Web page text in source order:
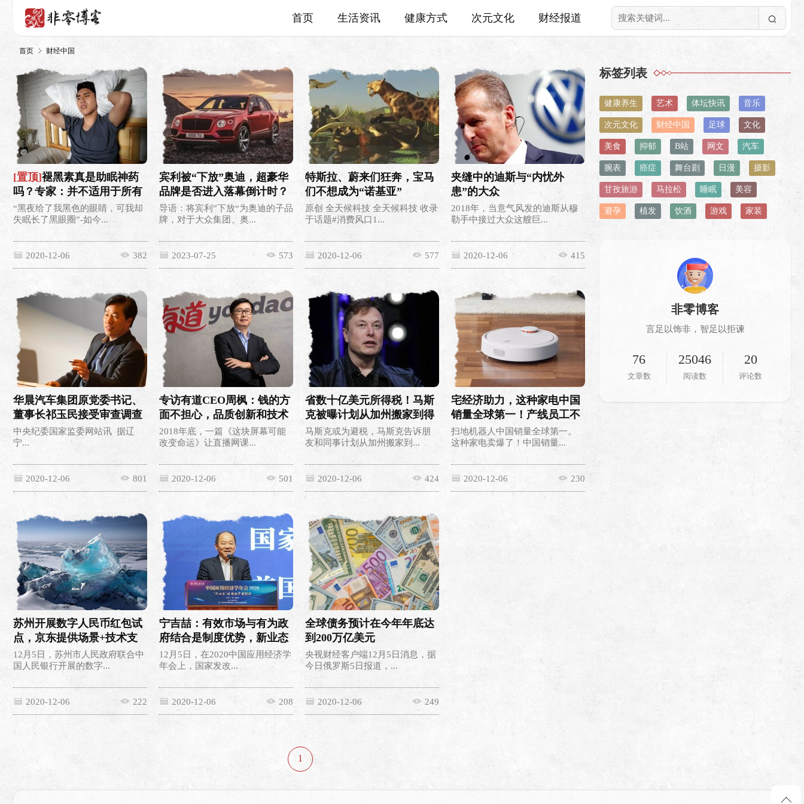
首页 生活资讯 健康方式 次元文化 财经报道
首页 财经中国
[置顶]褪黑素真是助眠神药
吗？专家：并不适用于所有
失眠
“黑夜给了我黑色的眼睛，可我却
失眠长了黑眼圈”-如今...
2020-12-06 382
宾利被“下放”奥迪，超豪华
品牌是否进入落幕倒计时？
导语：将宾利”下放“为奥迪的子品
牌，对于大众集团、奥...
2023-07-25 573
特斯拉、蔚来们狂奔，宝马
们不想成为“诺基亚”
原创 全天候科技 全天候科技 收录
于话题#消费风口1...
2020-12-06 577
夹缝中的迪斯与“内忧外
患”的大众
2018年，当意气风发的迪斯从穆
勒手中接过大众这艘巨...
2020-12-06 415
华晨汽车集团原党委书记、
董事长祁玉民接受审查调查
中央纪委国家监委网站讯 据辽
宁...
2020-12-06 801
专访有道CEO周枫：钱的方
面不担心，品质创新和技术
最重要
2018年底，一篇《这块屏幕可能
改变命运》让直播网课...
2020-12-06 501
省数十亿美元所得税！马斯
克被曝计划从加州搬家到得
州
马斯克或为避税，马斯克告诉朋
友和同事计划从加州搬家到...
2020-12-06 424
宅经济助力，这种家电中国
销量全球第一！产线员工不
够高管上
扫地机器人中国销量全球第一。
这种家电卖爆了！中国销量...
2020-12-06 230
苏州开展数字人民币红包试
点，京东提供场景+技术支
持
12月5日，苏州市人民政府联合中
国人民银行开展的数字...
2020-12-06 222
宁吉喆：有效市场与有为政
府结合是制度优势，新业态
发展受益
12月5日，在2020中国应用经济学
年会上，国家发改...
2020-12-06 208
全球债务预计在今年年底达
到200万亿美元
央视财经客户端12月5日消息，据
今日俄罗斯5日报道，...
2020-12-06 249
1
标签列表
健康养生 艺术 体坛快讯 音乐
次元文化 财经中国 足球 文化
美食 抑郁 B站 网文 汽车
腕表 癌症 舞台剧 日漫 摄影
甘孜旅游 马拉松 睡眠 美容
避孕 植发 饮酒 游戏 家装
非零博客
言足以饰非，智足以拒谏
76
文章数
25046
阅读数
20
评论数